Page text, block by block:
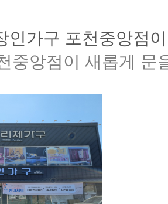
인가구 포천중앙점
중앙점이 새롭게 문